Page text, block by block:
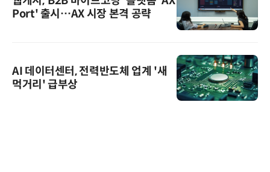
Port' 출시…AX 시장 본격 공략
AI 데이터센터, 전력반도체 업계 '새
먹거리' 급부상